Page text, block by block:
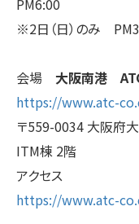
PM6:00
※2日（日）のみ
会場 大阪南港
https://www.atc-
〒559-0034 大阪府
ITM棟 2階
アクセス
https://www.atc-